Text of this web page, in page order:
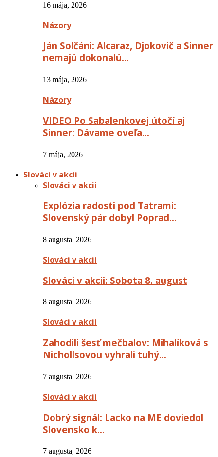
16 mája, 2026
Názory
Ján Solčáni: Alcaraz, Djokovič a Sinner
nemajú dokonalú…
13 mája, 2026
Názory
VIDEO Po Sabalenkovej útočí aj
Sinner: Dávame oveľa…
7 mája, 2026
Slováci v akcii
Slováci v akcii
Explózia radosti pod Tatrami:
Slovenský pár dobyl Poprad…
8 augusta, 2026
Slováci v akcii
Slováci v akcii: Sobota 8. august
8 augusta, 2026
Slováci v akcii
Zahodili šesť mečbalov: Mihalíková s
Nichollsovou vyhrali tuhý…
7 augusta, 2026
Slováci v akcii
Dobrý signál: Lacko na ME doviedol
Slovensko k…
7 augusta, 2026